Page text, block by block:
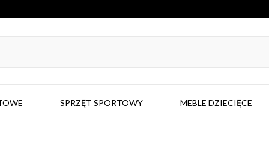
SPRZĘT SPORTOWY MEBLE DZIECIĘCE